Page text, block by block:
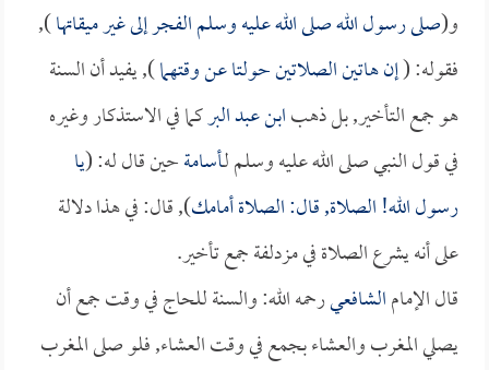
و(صلى رسول الله صلى الله عليه وسلم الفجر إلى غير ميقاتها),
فقوله: (إن هاتين الصلاتين حولتا عن وقتهما), يفيد أن السنة
هو جمع التأخير, بل ذهبابن عبد البركما في الاستذكار وغيره
في قول النبي صلى الله عليه وسلم لـأسامةحين قال له: (يا
رسول الله! الصلاة, قال: الصلاة أمامك), قال: في هذا دلالة
على أنه يشرع الصلاة في مزدلفة جمع تأخير.
قال الإمامالشافعيرحمه الله: والسنة للحاج في وقت جمع أن
يصلي المغرب والعشاء بجمع في وقت العشاء, فلو صلى المغرب